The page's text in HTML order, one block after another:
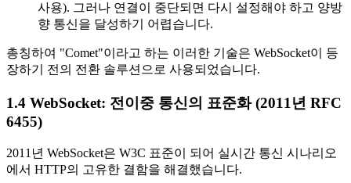
사용). 그러나 연결이 중단되면 다시 설정해야 하고 양방
향 통신을 달성하기 어렵습니다.
총칭하여 "Comet"이라고 하는 이러한 기술은 WebSocket이 등
장하기 전의 전환 솔루션으로 사용되었습니다.
1.4 WebSocket: 전이중 통신의 표준화 (2011년 RFC
6455)
2011년 WebSocket은 W3C 표준이 되어 실시간 통신 시나리오
에서 HTTP의 고유한 결함을 해결했습니다.